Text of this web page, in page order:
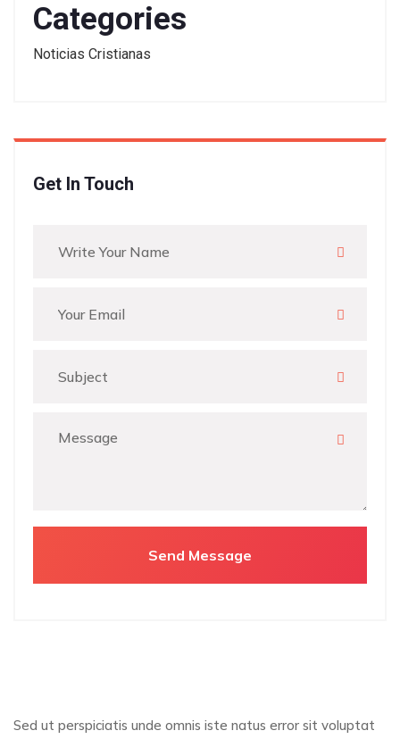
Categories
Noticias Cristianas
Get In Touch
Sed ut perspiciatis unde omnis iste natus error sit voluptat